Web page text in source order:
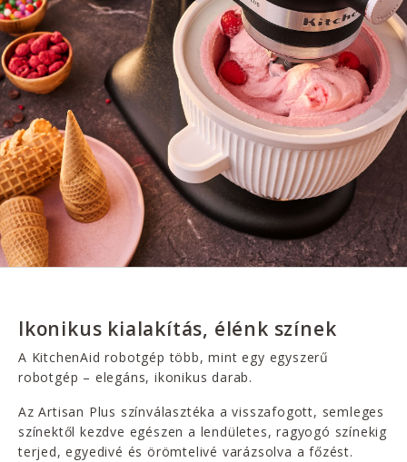
Ikonikus kialakítás, élénk színek
A KitchenAid robotgép több, mint egy egyszerű
robotgép – elegáns, ikonikus darab.
Az Artisan Plus színválasztéka a visszafogott, semleges
színektől kezdve egészen a lendületes, ragyogó színekig
terjed, egyedivé és örömtelivé varázsolva a főzést.